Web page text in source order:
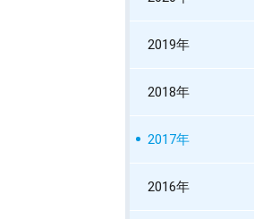
2019年
2018年
2017年
2016年